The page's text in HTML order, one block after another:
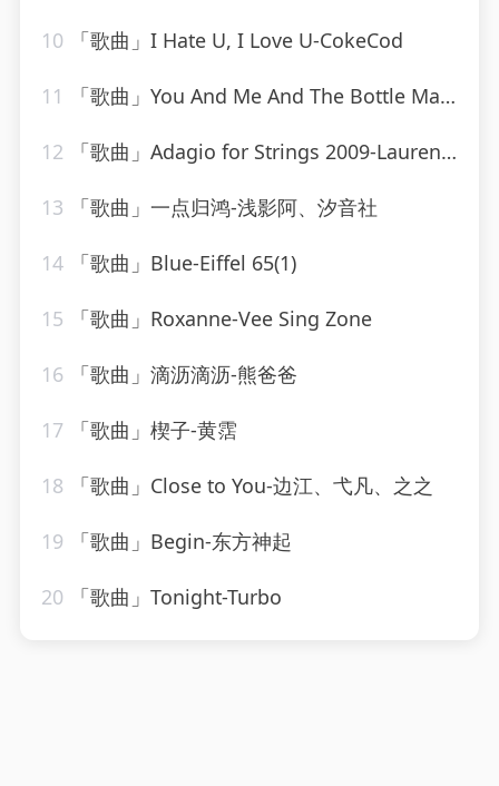
10 「歌曲」I Hate U, I Love U-CokeCod
11 「歌曲」You And Me And The Bottle Makes 3 Tonight (Baby) [made popular by Big Bad Voodoo Daddy] [vocal version]
12 「歌曲」Adagio for Strings 2009-Laurent Wolf
13 「歌曲」一点归鸿-浅影阿、汐音社
14 「歌曲」Blue-Eiffel 65(1)
15 「歌曲」Roxanne-Vee Sing Zone
16 「歌曲」滴沥滴沥-熊爸爸
17 「歌曲」楔子-黄霑
18 「歌曲」Close to You-边江、弋凡、之之
19 「歌曲」Begin-东方神起
20 「歌曲」Tonight-Turbo